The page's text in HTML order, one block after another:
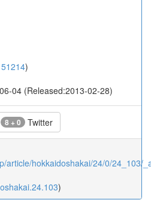
)
04 (Released:2013-02-28)
8 + 0 Twitter
article/hokkaidoshakai/24/0/24_103/
)